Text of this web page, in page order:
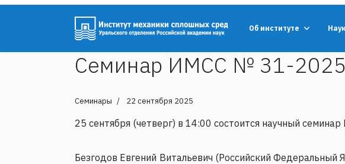
Об институте
Семинар ИМСС № 31-2025
Семинары 22 сентября 2025
25 сентября (четверг) в 14:00 состоится научный
Безгодов Евгений Витальевич (Российский Федеральный